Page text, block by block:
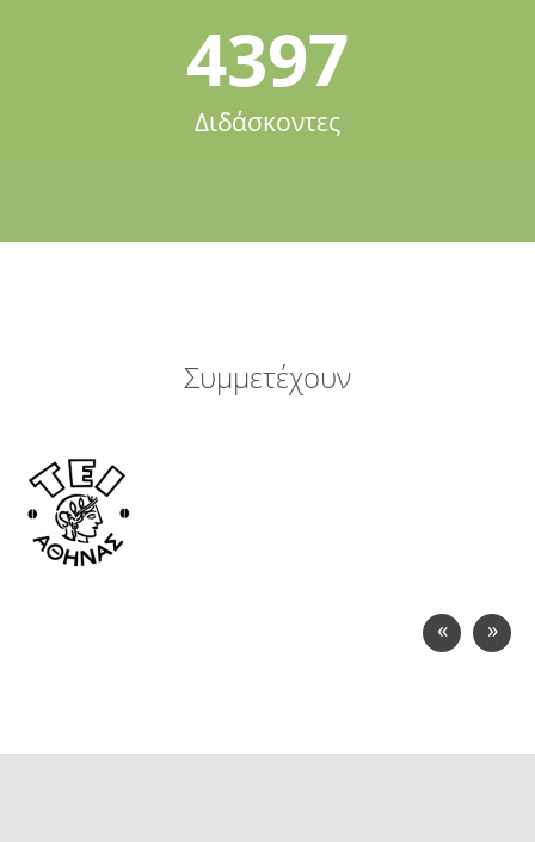
4397
Διδάσκοντες
Συμμετέχουν
« »